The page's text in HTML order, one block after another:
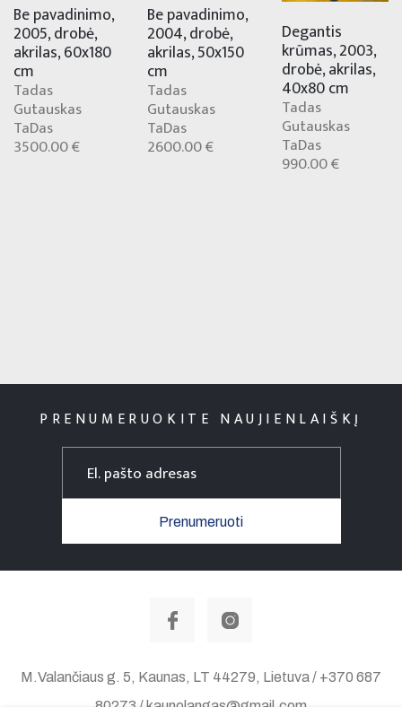
Be pavadinimo,
2005, drobė,
akrilas, 60x180
cm
Tadas
Gutauskas
TaDas
3500.00 €
Be pavadinimo,
2004, drobė,
akrilas, 50x150
cm
Tadas
Gutauskas
TaDas
2600.00 €
Degantis
krūmas, 2003,
drobė, akrilas,
40x80 cm
Tadas
Gutauskas
TaDas
990.00 €
PRENUMERUOKITE NAUJIENLAIŠKĮ
Prenumeruoti
M.Valančiaus g. 5, Kaunas, LT 44279, Lietuva / +370 687